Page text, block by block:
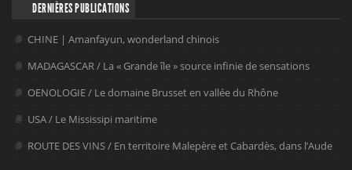
DERNIÈRES PUBLICATIONS
CHINE | Amanfayun, wonderland chinois
MADAGASCAR / La « Grande île » source infinie de sensations
OENOLOGIE / Le domaine Brusset en vallée du Rhône
USA / Le Mississipi maritime
ROUTE DES VINS / En territoire Malepère et Cabardès, dans l’Aude